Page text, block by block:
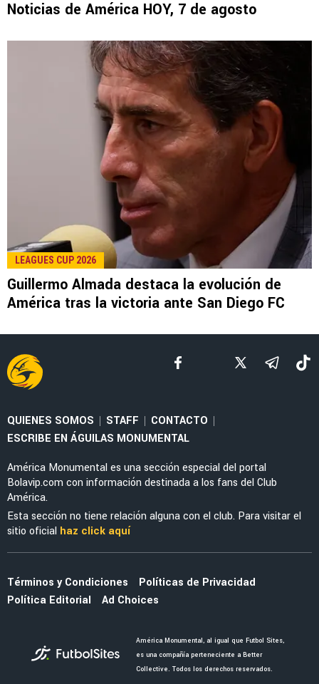
LEE TAMBIÉN
LEAGUES CUP 2026
La tajante frase de Guillermo Almada sobre la
actuación de Alan Cervantes ante San Diego
FC